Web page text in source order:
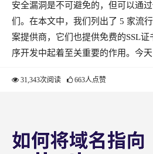
安全漏洞是不可避免的，但可以通
们。在本文中，我们列出了 5 家流
案提供商，它们也提供免费的SSL
序开发中起着至关重要的作用。今
31,343次阅读 663人点赞